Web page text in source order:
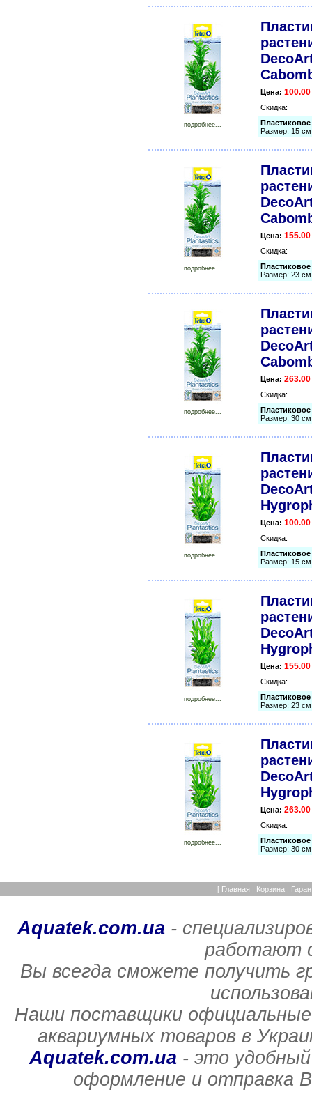
подробнее...
Цена: 100.00
Скидка:
Размер: 15 см
подробнее...
Цена: 155.00
Скидка:
Размер: 23 см
подробнее...
Цена: 263.00
Скидка:
Размер: 30 см
подробнее...
Цена: 100.00
Скидка:
Размер: 15 см
подробнее...
Цена: 155.00
Скидка:
Размер: 23 см
подробнее...
Цена: 263.00
Скидка:
Размер: 30 см
[ Главная | Корзина |
Aquatek.com.ua-
работают
Вы всегда сможете получить
Наши поставщики
аквариумных товаров в
Aquatek.com.ua- это удобный
оформление и отправка